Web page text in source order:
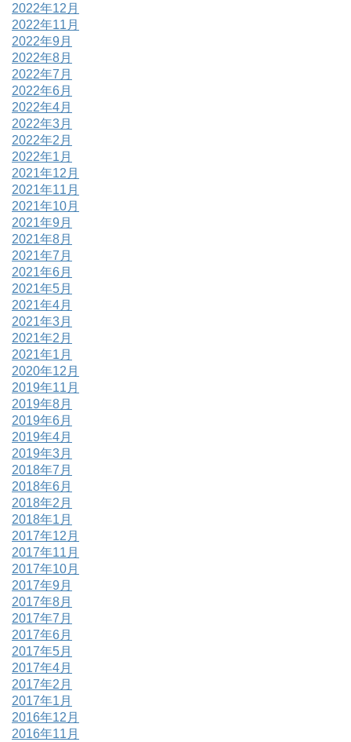
2022年12月
2022年11月
2022年9月
2022年8月
2022年7月
2022年6月
2022年4月
2022年3月
2022年2月
2022年1月
2021年12月
2021年11月
2021年10月
2021年9月
2021年8月
2021年7月
2021年6月
2021年5月
2021年4月
2021年3月
2021年2月
2021年1月
2020年12月
2019年11月
2019年8月
2019年6月
2019年4月
2019年3月
2018年7月
2018年6月
2018年2月
2018年1月
2017年12月
2017年11月
2017年10月
2017年9月
2017年8月
2017年7月
2017年6月
2017年5月
2017年4月
2017年2月
2017年1月
2016年12月
2016年11月